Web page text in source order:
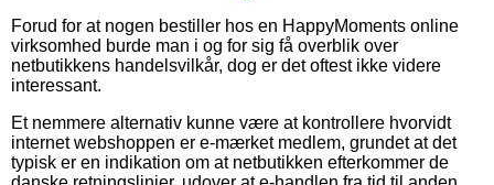
Forud for at nogen bestiller hos en HappyMoments online
virksomhed burde man i og for sig få overblik over
netbutikkens handelsvilkår, dog er det oftest ikke videre
interessant.
Et nemmere alternativ kunne være at kontrollere hvorvidt
internet webshoppen er e-mærket medlem, grundet at det
typisk er en indikation om at netbutikken efterkommer de